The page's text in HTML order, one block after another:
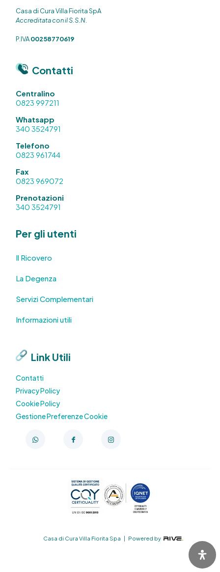
Casa di Cura Villa Fiorita SpA
Accreditata con il S.S.N.
P.IVA00258770619
Contatti
Centralino
0823 997211
Whatsapp
340 3524791
Telefono
0823 961744
Fax
0823 969072
Prenotazioni
340 3524791
Per gli utenti
Il Ricovero
La Degenza
Servizi Complementari
Informazioni utili
Link Utili
Contatti
Privacy Policy
Cookie Policy
Gestione Preferenze Cookie
Casa di Cura Villa Fiorita Spa | Powered by